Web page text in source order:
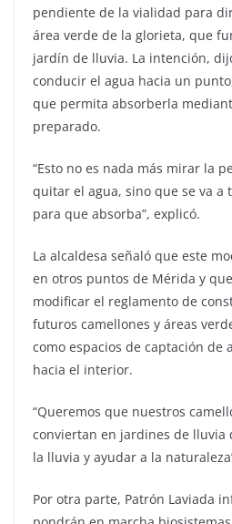
pendiente de la vialidad para
área verde de la glorieta, que
jardín de lluvia. La intención,
conducir el agua hacia un
que permita absorberla
preparado.
“Esto no es nada más mirar la
quitar el agua, sino que se va a
para que absorba”, explicó.
La alcaldesa señaló que este
en otros puntos de Mérida y
modificar el reglamento de
futuros camellones y áreas
como espacios de captación de
hacia el interior.
“Queremos que nuestros
conviertan en jardines de lluvia
la lluvia y ayudar a la
Por otra parte, Patrón Laviada